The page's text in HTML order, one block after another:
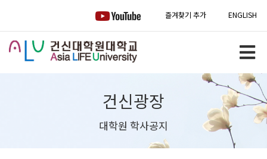
즐겨찾기 추가 ENGLISH
건신광장
대학원 학사공지